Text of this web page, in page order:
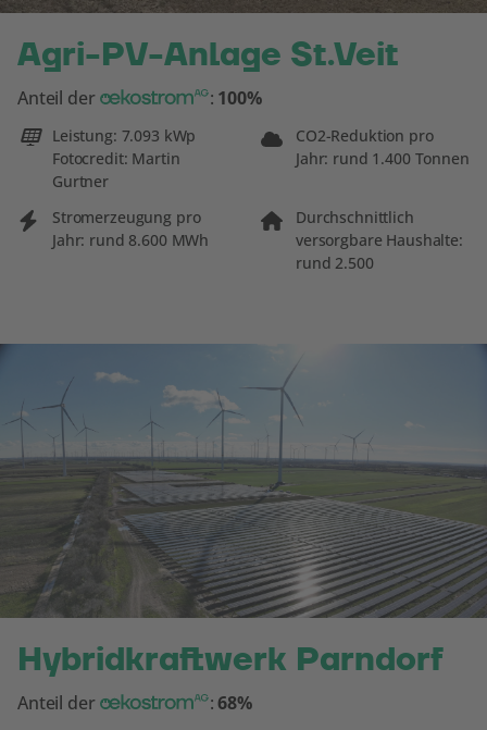
Agri-PV-Anlage St.Veit
Anteil deroekostrom AG: 100%
Leistung: 7.093 kWp
Fotocredit: Martin
Gurtner
CO2-Reduktion pro
Jahr: rund 1.400 Tonnen
Stromerzeugung pro
Jahr: rund 8.600 MWh
Durchschnittlich
versorgbare Haushalte:
rund 2.500
Hybridkraftwerk Parndorf
Anteil deroekostrom AG:68%